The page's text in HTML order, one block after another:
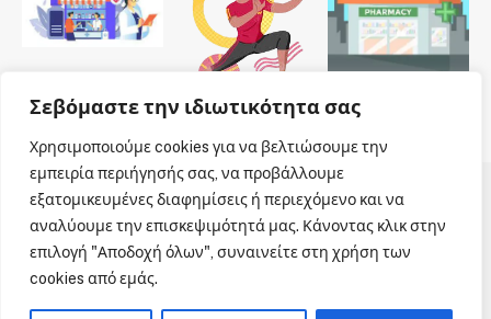
Σεβόμαστε την ιδιωτικότητα σας
Χρησιμοποιούμε cookies για να βελτιώσουμε την
εμπειρία περιήγησής σας, να προβάλλουμε
εξατομικευμένες διαφημίσεις ή περιεχόμενο και να
αναλύουμε την επισκεψιμότητά μας. Κάνοντας κλικ στην
επιλογή "Αποδοχή όλων", συναινείτε στη χρήση των
cookies από εμάς.
© 2026 Dailypharmanews. Designed byDailypharmanews
Αρχική Όροι χρήσης
Πολιτική cookies
Πολιτική απορρήτου